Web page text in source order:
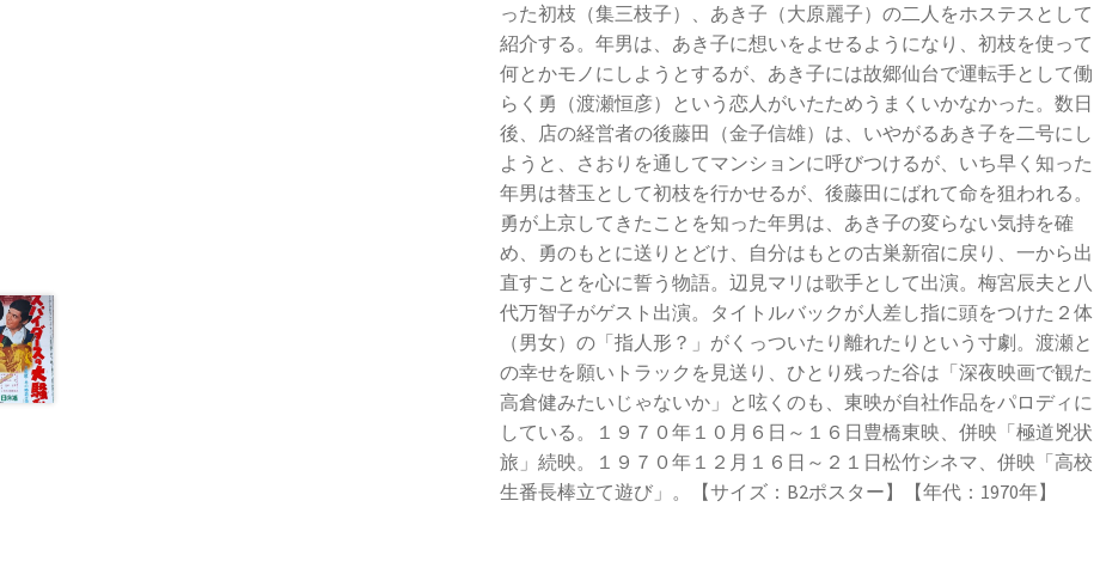
った初枝（集三枝子）、あき子（大原麗子）の二人をホステスとして
紹介する。年男は、あき子に想いをよせるようになり、初枝を使って
何とかモノにしようとするが、あき子には故郷仙台で運転手として働
らく勇（渡瀬恒彦）という恋人がいたためうまくいかなかった。数日
後、店の経営者の後藤田（金子信雄）は、いやがるあき子を二号にし
ようと、さおりを通してマンションに呼びつけるが、いち早く知った
年男は替玉として初枝を行かせるが、後藤田にばれて命を狙われる。
勇が上京してきたことを知った年男は、あき子の変らない気持を確
め、勇のもとに送りとどけ、自分はもとの古巣新宿に戻り、一から出
直すことを心に誓う物語。辺見マリは歌手として出演。梅宮辰夫と八
代万智子がゲスト出演。タイトルバックが人差し指に頭をつけた２体
（男女）の「指人形？」がくっついたり離れたりという寸劇。渡瀬と
の幸せを願いトラックを見送り、ひとり残った谷は「深夜映画で観た
高倉健みたいじゃないか」と呟くのも、東映が自社作品をパロディに
している。１９７０年１０月６日～１６日豊橋東映、併映「極道兇状
旅」続映。１９７０年１２月１６日～２１日松竹シネマ、併映「高校
生番長棒立て遊び」。【サイズ：B2ポスター】【年代：1970年】